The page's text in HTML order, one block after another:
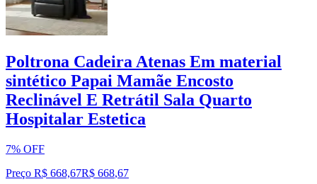
Poltrona Cadeira Atenas Em material
sintético Papai Mamãe Encosto
Reclinável E Retrátil Sala Quarto
Hospitalar Estetica
7% OFF
Preço R$ 668,67R$ 668,67